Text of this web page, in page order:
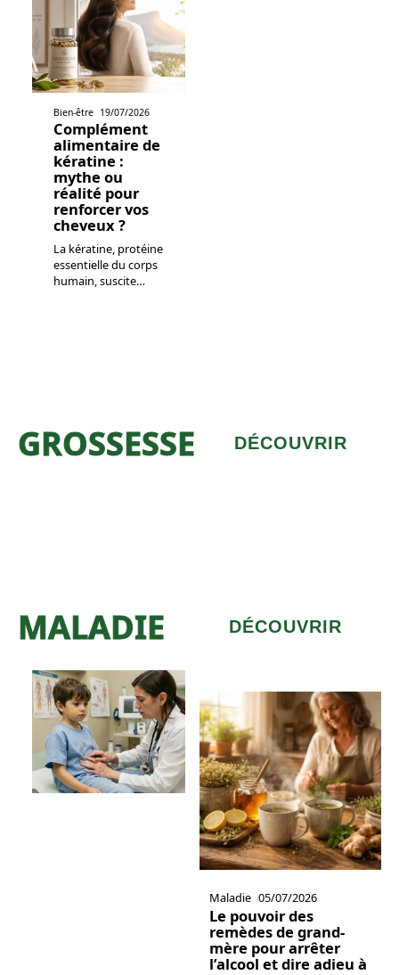
Bien-être 19/07/2026
Complément
alimentaire de
kératine :
mythe ou
réalité pour
renforcer vos
cheveux ?
La kératine, protéine
essentielle du corps
humain, suscite…
GROSSESSE DÉCOUVRIR
MALADIE DÉCOUVRIR
Maladie 05/07/2026
Le pouvoir des
remèdes de grand-
mère pour arrêter
l’alcool et dire adieu à